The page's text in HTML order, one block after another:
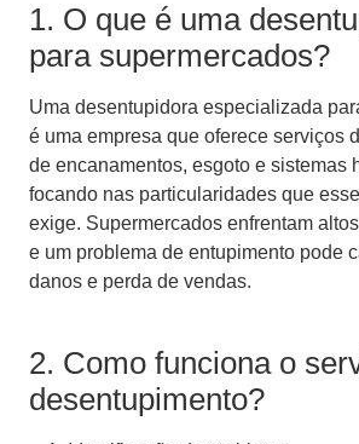
1. O que é uma
para supermercados?
Uma desentupidora especializada
é uma empresa que oferece serviços
de encanamentos, esgoto e sistemas
focando nas particularidades que
exige. Supermercados enfrentam
e um problema de entupimento pode
danos e perda de vendas.
2. Como funciona o
desentupimento?